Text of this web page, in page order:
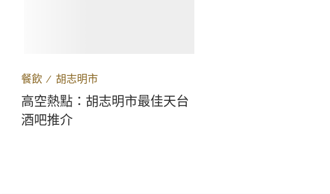
餐飲 ∕ 胡志明市
高空熱點：胡志明市最佳天台
酒吧推介